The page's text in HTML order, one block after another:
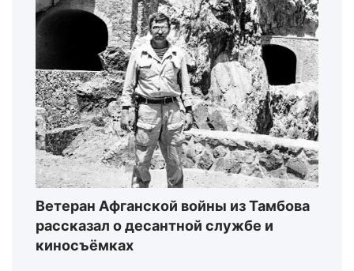
Ветеран Афганской войны из Тамбова
рассказал о десантной службе и
киносъёмках